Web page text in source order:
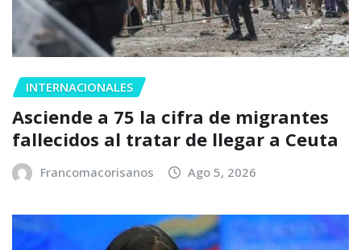
INTERNACIONALES
Asciende a 75 la cifra de migrantes
fallecidos al tratar de llegar a Ceuta
Francomacorisanos Ago 5, 2026